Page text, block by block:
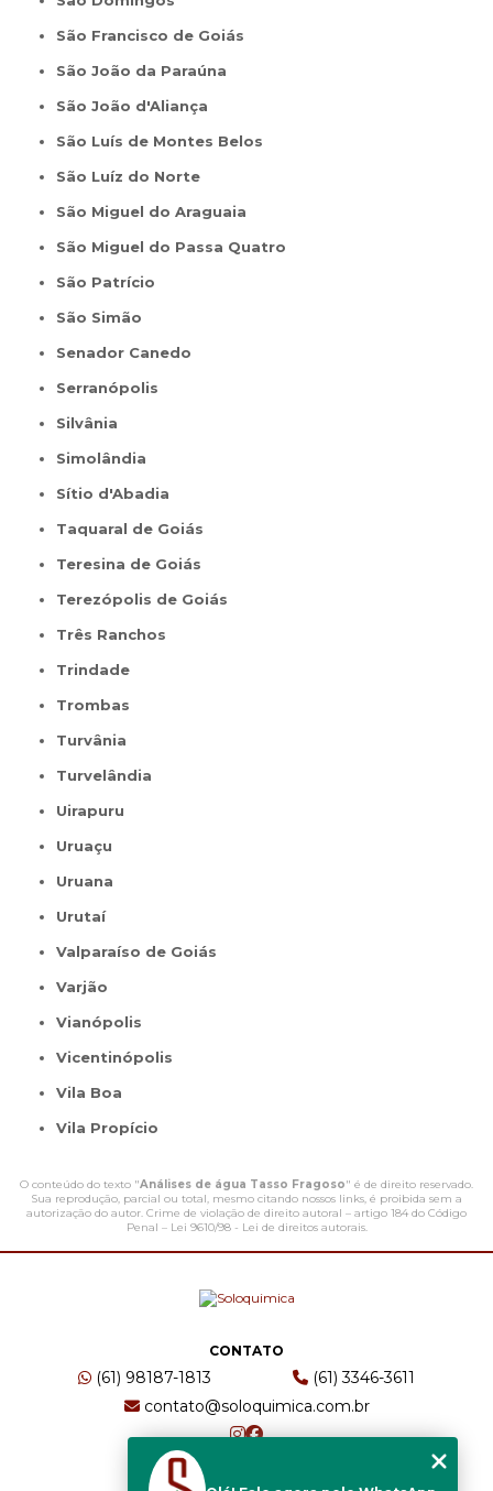
São Francisco de Goiás
São João da Paraúna
São João d'Aliança
São Luís de Montes Belos
São Luíz do Norte
São Miguel do Araguaia
São Miguel do Passa Quatro
São Patrício
São Simão
Senador Canedo
Serranópolis
Silvânia
Simolândia
Sítio d'Abadia
Taquaral de Goiás
Teresina de Goiás
Terezópolis de Goiás
Três Ranchos
Trindade
Trombas
Turvânia
Turvelândia
Uirapuru
Uruaçu
Uruana
Urutaí
Valparaíso de Goiás
Varjão
Vianópolis
Vicentinópolis
Vila Boa
Vila Propício
O conteúdo do texto "Análises de água Tasso Fragoso" é de direito reservado.
Sua reprodução, parcial ou total, mesmo citando nossos links, é proibida sem a
autorização do autor. Crime de violação de direito autoral – artigo 184 do Código
Penal – Lei 9610/98 - Lei de direitos autorais.
CONTATO
(61) 98187-1813
(61) 3346-3611
contato@soloquimica.com.br
ENDEREÇO